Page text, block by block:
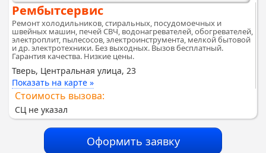
Рембытсервис
Ремонт холодильников, стиральных, посудомоечных и
швейных машин, печей СВЧ, водонагревателей, обогревателей,
электроплит, пылесосов, электроинструмента, мелкой бытовой
и др. электротехники. Без выходных. Вызов бесплатный.
Гарантия качества. Низкие цены.
Тверь, Центральная улица, 23
Показать на карте »
Стоимость вызова:
СЦ не указал
Оформить заявку